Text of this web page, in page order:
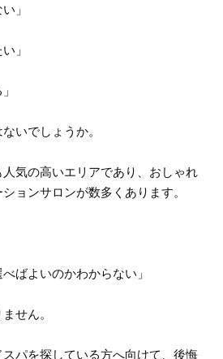
」
」
いでしょうか。
気の高いエリアであり、おしゃれ
ョンサロンが数多くあります。
ばよいのかわからない」
せん。
パを探している方へ向けて、後悔